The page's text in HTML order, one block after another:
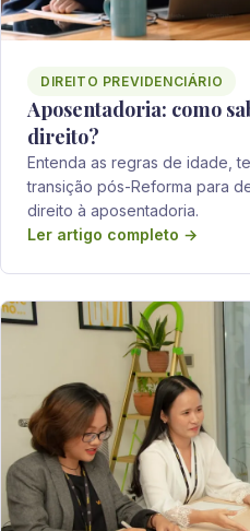
DIREITO PREVIDENCIÁRIO
Aposentadoria: como
direito?
Entenda as regras de idade,
transição pós-Reforma para
direito à aposentadoria.
Ler artigo completo →